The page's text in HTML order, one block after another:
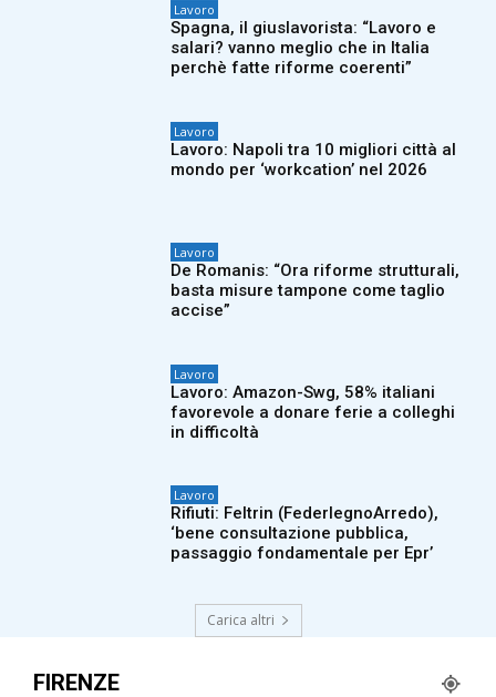
Lavoro
Spagna, il giuslavorista: “Lavoro e
salari? vanno meglio che in Italia
perchè fatte riforme coerenti”
Lavoro
Lavoro: Napoli tra 10 migliori città al
mondo per ‘workcation’ nel 2026
Lavoro
De Romanis: “Ora riforme strutturali,
basta misure tampone come taglio
accise”
Lavoro
Lavoro: Amazon-Swg, 58% italiani
favorevole a donare ferie a colleghi
in difficoltà
Lavoro
Rifiuti: Feltrin (FederlegnoArredo),
‘bene consultazione pubblica,
passaggio fondamentale per Epr’
Carica altri
FIRENZE